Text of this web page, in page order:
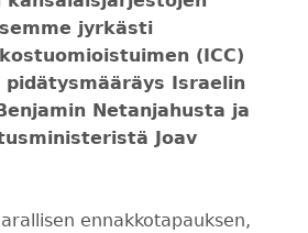
jyrkästi
(ICC)
Israelin
Netanjahusta ja
Joav
ennakkotapauksen,